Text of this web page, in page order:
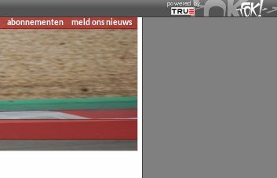
abonnementen meld ons nieuws